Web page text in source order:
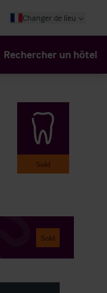
Changer de lieu
Rechercher un hôtel
Sold
Sold